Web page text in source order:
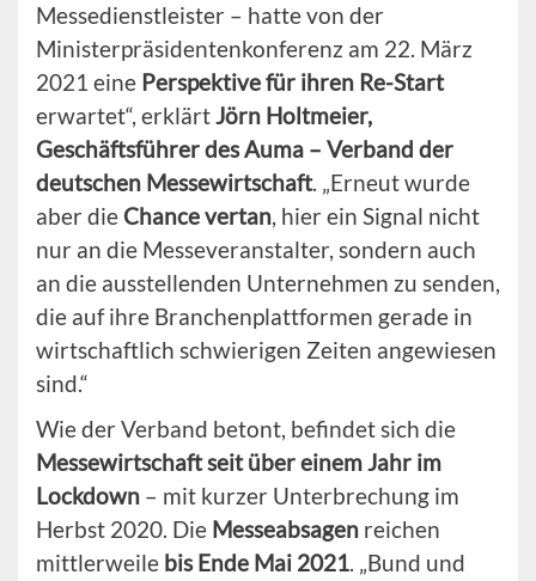
Messedienstleister – hatte von der
Ministerpräsidentenkonferenz am 22. März
2021 eine Perspektive für ihren Re-Start
erwartet“, erklärtJörn Holtmeier,
Geschäftsführer des Auma – Verband der
deutschen Messewirtschaft. „Erneut wurde
aber die Chance vertan, hier ein Signal nicht
nur an die Messeveranstalter, sondern auch
an die ausstellenden Unternehmen zu senden,
die auf ihre Branchenplattformen gerade in
wirtschaftlich schwierigen Zeiten angewiesen
sind.“
Wie der Verband betont, befindet sich die
Messewirtschaft seit über einem Jahr im
Lockdown – mit kurzer Unterbrechung im
Herbst 2020. Die Messeabsagen reichen
mittlerweile bis Ende Mai 2021. „Bund und